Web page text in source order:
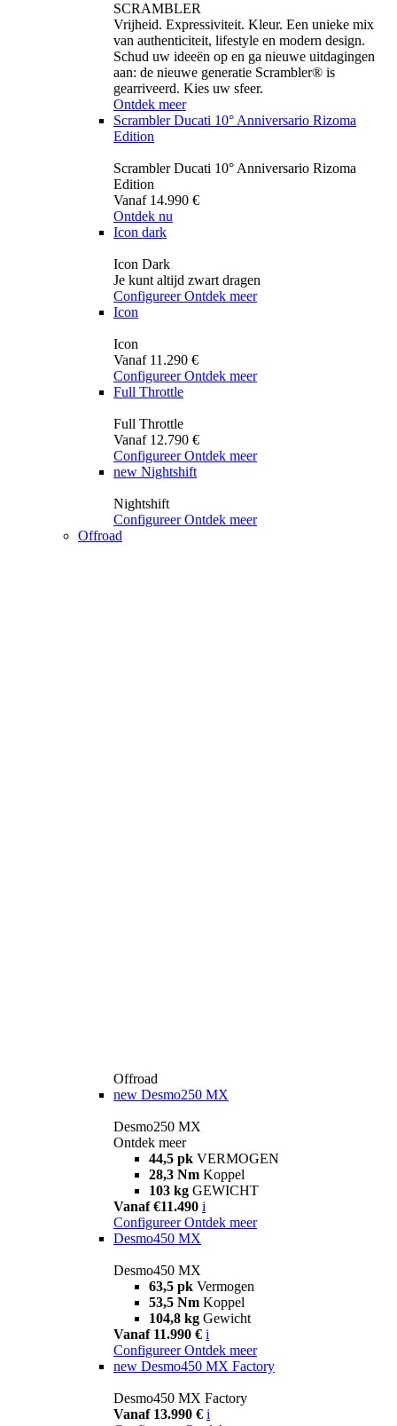
SCRAMBLER
Vrijheid. Expressiviteit. Kleur. Een unieke mix
van authenticiteit, lifestyle en modern design.
Schud uw ideeën op en ga nieuwe uitdagingen
aan: de nieuwe generatie Scrambler® is
gearriveerd. Kies uw sfeer.
Ontdek meer
Scrambler Ducati 10° Anniversario Rizoma
Edition
Scrambler Ducati 10° Anniversario Rizoma
Edition
Vanaf 14.990 €
Ontdek nu
Icon dark
Icon Dark
Je kunt altijd zwart dragen
Configureer Ontdek meer
Icon
Icon
Vanaf 11.290 €
Configureer Ontdek meer
Full Throttle
Full Throttle
Vanaf 12.790 €
Configureer Ontdek meer
new Nightshift
Nightshift
Configureer Ontdek meer
Offroad
Offroad
new Desmo250 MX
Desmo250 MX
Ontdek meer
44,5 pk VERMOGEN
28,3 Nm Koppel
103 kg GEWICHT
Vanaf €11.490 i
Configureer Ontdek meer
Desmo450 MX
Desmo450 MX
63,5 pk Vermogen
53,5 Nm Koppel
104,8 kg Gewicht
Vanaf 11.990 € i
Configureer Ontdek meer
new Desmo450 MX Factory
Desmo450 MX Factory
Vanaf 13.990 € i